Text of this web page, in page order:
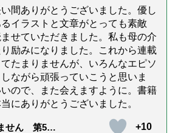
間ありがとうございました。優し
イラストと文章がとっても素敵
せていただきました。私も母の介
励みになりました。これから連載
たまりませんが、いろんなエピソ
ながら頑張っていこうと思いま
ので、また会えますように。書籍
にありがとうございました。
せん 第500
+10